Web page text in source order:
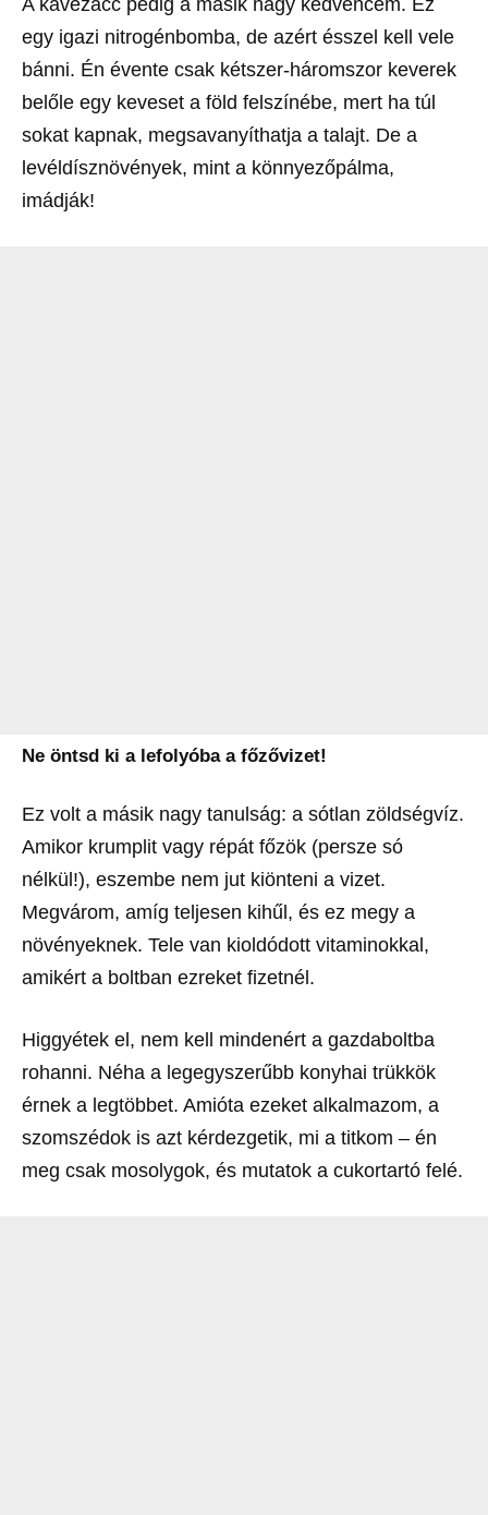
A kávézacc pedig a másik nagy kedvencem. Ez
egy igazi nitrogénbomba, de azért ésszel kell vele
bánni. Én évente csak kétszer-háromszor keverek
belőle egy keveset a föld felszínébe, mert ha túl
sokat kapnak, megsavanyíthatja a talajt. De a
levéldísznövények, mint a könnyezőpálma,
imádják!
Ne öntsd ki a lefolyóba a főzővizet!
Ez volt a másik nagy tanulság: a sótlan zöldségvíz.
Amikor krumplit vagy répát főzök (persze só
nélkül!), eszembe nem jut kiönteni a vizet.
Megvárom, amíg teljesen kihűl, és ez megy a
növényeknek. Tele van kioldódott vitaminokkal,
amikért a boltban ezreket fizetnél.
Higgyétek el, nem kell mindenért a gazdaboltba
rohanni. Néha a legegyszerűbb konyhai trükkök
érnek a legtöbbet. Amióta ezeket alkalmazom, a
szomszédok is azt kérdezgetik, mi a titkom – én
meg csak mosolygok, és mutatok a cukortartó felé.